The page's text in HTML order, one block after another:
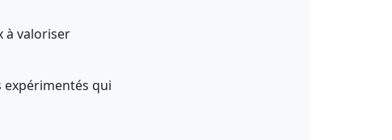
à valoriser
expérimentés qui